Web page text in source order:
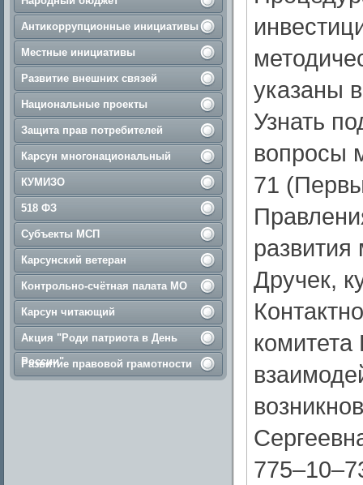
Антикоррупционные инициативы
Местные инициативы
Развитие внешних связей
Национальные проекты
Защита прав потребителей
Карсун многонациональный
КУМИЗО
518 ФЗ
Субъекты МСП
Карсунский ветеран
Контрольно-счётная палата МО
Карсун читающий
Акция "Роди патриота в День
России"
Развитие правовой грамотности
указаны
Узнать
вопросы
71
Дручек,
комитета